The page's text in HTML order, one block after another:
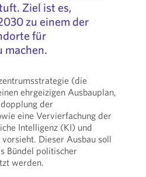
Ziel ist es,
zu einem der
für
machen.
(die
ehrgeizigen Ausbauplan,
der
eine Vervierfachung der
Intelligenz (KI) und
Dieser Ausbau soll
Bündel politischer
werden.